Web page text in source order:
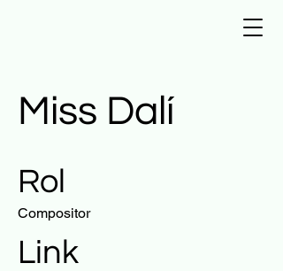
Miss Dalí
Rol
Compositor
Link